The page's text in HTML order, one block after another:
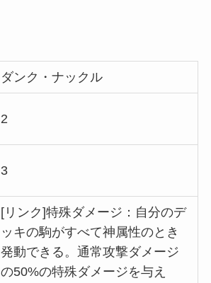
ダンク・ナックル
2
3
[リンク]特殊ダメージ：自分のデ
ッキの駒がすべて神属性のとき
発動できる。通常攻撃ダメージ
の50%の特殊ダメージを与え